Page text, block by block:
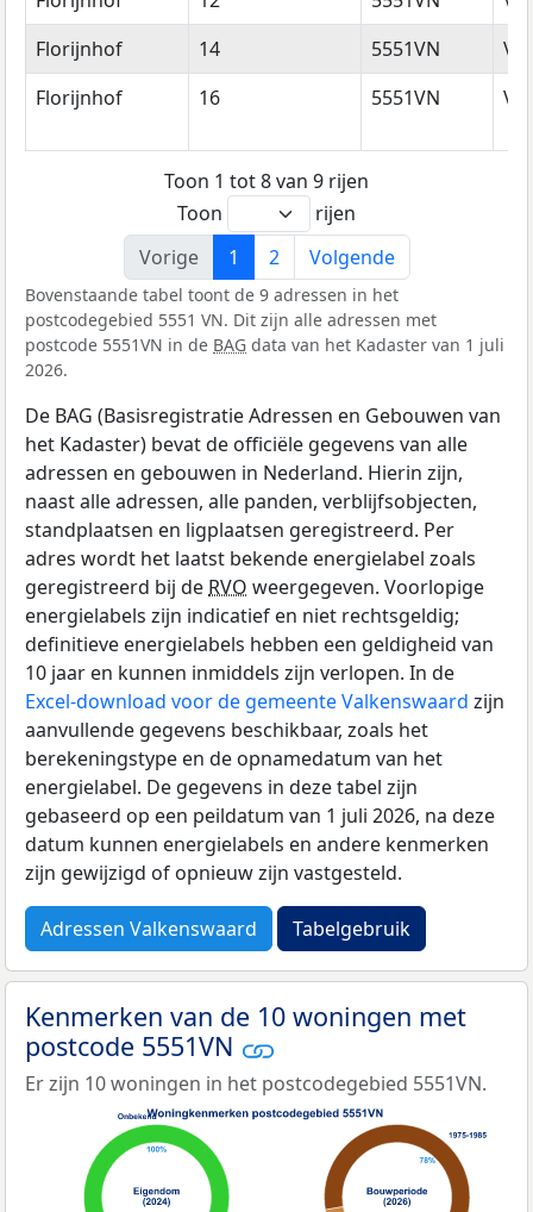
Florijnhof
14 5551VN
Florijnhof
16 5551VN
Toon 1 tot 8 van 9 rijen
Toon
rijen
Vorige
1 2 Volgende
Bovenstaande tabel toont de 9 adressen in het
postcodegebied 5551 VN. Dit zijn alle adressen met
postcode 5551VN in de BAG data van het Kadaster van 1 juli
2026.
De BAG (Basisregistratie Adressen en Gebouwen van
het Kadaster) bevat de officiële gegevens van alle
adressen en gebouwen in Nederland. Hierin zijn,
naast alle adressen, alle panden, verblijfsobjecten,
standplaatsen en ligplaatsen geregistreerd. Per
adres wordt het laatst bekende energielabel zoals
geregistreerd bij de RVO weergegeven. Voorlopige
energielabels zijn indicatief en niet rechtsgeldig;
definitieve energielabels hebben een geldigheid van
10 jaar en kunnen inmiddels zijn verlopen. In de
Excel-download voor de gemeente Valkenswaard zijn
aanvullende gegevens beschikbaar, zoals het
berekeningstype en de opnamedatum van het
energielabel. De gegevens in deze tabel zijn
gebaseerd op een peildatum van 1 juli 2026, na deze
datum kunnen energielabels en andere kenmerken
zijn gewijzigd of opnieuw zijn vastgesteld.
Adressen Valkenswaard Tabelgebruik
Kenmerken van de 10 woningen met
postcode 5551VN
Er zijn 10 woningen in het postcodegebied 5551VN.